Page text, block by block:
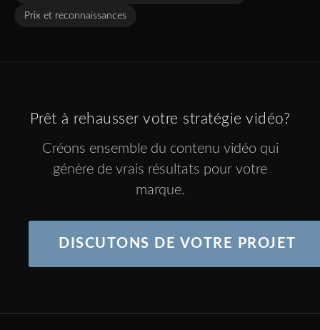
Prix et reconnaissances
Prêt à rehausser votre stratégie vidéo?
Créons ensemble du contenu vidéo qui
génère de vrais résultats pour votre
marque.
DISCUTONS DE VOTRE PROJET